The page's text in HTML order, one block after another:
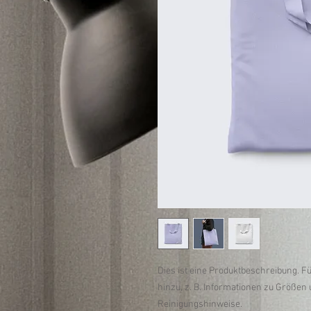
Dies ist eine Produktbeschreibung.
hinzu, z. B. Informationen zu
Reinigungshinweise.